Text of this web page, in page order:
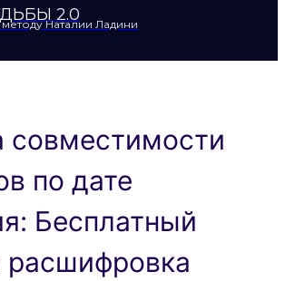
2.0
Наталии Ладини
совместимости
по дате
Бесплатный
расшифровка